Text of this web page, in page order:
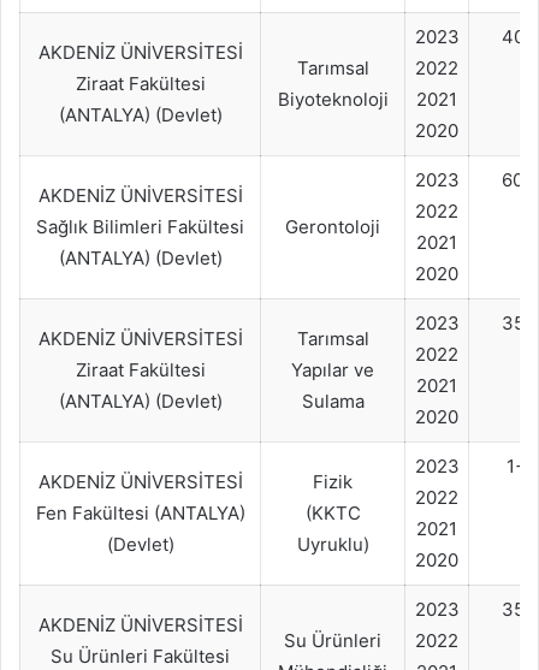
AKDENİZ ÜNİVERSİTESİ
Ziraat Fakültesi
(ANTALYA) (Devlet)
Tarımsal
Biyoteknoloji
2023
2022
2021
2020
AKDENİZ ÜNİVERSİTESİ
Sağlık Bilimleri Fakültesi
(ANTALYA) (Devlet)
Gerontoloji
2023
2022
2021
2020
AKDENİZ ÜNİVERSİTESİ
Ziraat Fakültesi
(ANTALYA) (Devlet)
Tarımsal
Yapılar ve
Sulama
2023
2022
2021
2020
AKDENİZ ÜNİVERSİTESİ
Fen Fakültesi (ANTALYA)
(Devlet)
Fizik
(KKTC
Uyruklu)
2023
2022
2021
2020
AKDENİZ ÜNİVERSİTESİ
Su Ürünleri Fakültesi
Su Ürünleri
2023
2022